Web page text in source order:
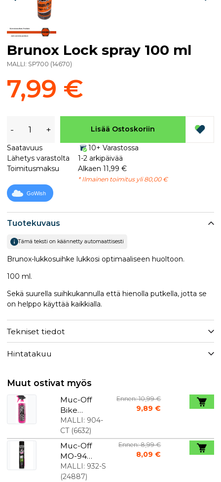
Tuotekuvaus
Tämä teksti on käännetty automaattisesti
Brunox-lukkosuihke lukkosi optimaaliseen huoltoon.
100 ml.
Sekä suurella suihkukannulla että hienolla putkella, jotta se
on helppo käyttää kaikkialla.
Tekniset tiedot
Hintatakuu
Brunox Lock spray 100 ml
MALLI: SP700 (14670)
7,99 €
- + Lisää Ostoskoriin
Saatavuus
10+ Varastossa
Lähetys varastolta
1-2 arkipäivää
Toimitusmaksu
Alkaen 11,99 €
* Ilmainen toimitus yli 80,00 €
GoWish
Muut ostivat myös
Muc-Off
Bike
Cleaner -
pesuaine
pyörälle - 1
L
MALLI: 904-
CT(6632)
Ennen: 10,99 €
9,89 €
Muc-Off
MO-94
ilman
PTFE:tä 750
MALLI: 932-S
(24887)
Ennen: 8,99 €
8,09 €